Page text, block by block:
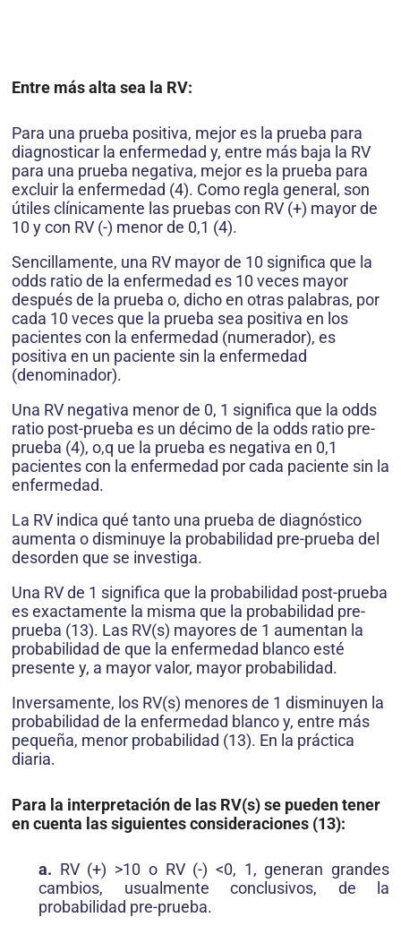
Entre más alta sea la RV:
Para una prueba positiva, mejor es la prueba para
diagnosticar la enfermedad y, entre más baja la RV
para una prueba negativa, mejor es la prueba para
excluir la enfermedad (4). Como regla general, son
útiles clínicamente las pruebas con RV (+) mayor de
10 y con RV (-) menor de 0,1 (4).
Sencillamente, una RV mayor de 10 significa que la
odds ratio de la enfermedad es 10 veces mayor
después de la prueba o, dicho en otras palabras, por
cada 10 veces que la prueba sea positiva en los
pacientes con la enfermedad (numerador), es
positiva en un paciente sin la enfermedad
(denominador).
Una RV negativa menor de 0, 1 significa que la odds
ratio post-prueba es un décimo de la odds ratio pre-
prueba (4), o,q ue la prueba es negativa en 0,1
pacientes con la enfermedad por cada paciente sin la
enfermedad.
La RV indica qué tanto una prueba de diagnóstico
aumenta o disminuye la probabilidad pre-prueba del
desorden que se investiga.
Una RV de 1 significa que la probabilidad post-prueba
es exactamente la misma que la probabilidad pre-
prueba (13). Las RV(s) mayores de 1 aumentan la
probabilidad de que la enfermedad blanco esté
presente y, a mayor valor, mayor probabilidad.
Inversamente, los RV(s) menores de 1 disminuyen la
probabilidad de la enfermedad blanco y, entre más
pequeña, menor probabilidad (13). En la práctica
diaria.
Para la interpretación de las RV(s) se pueden tener
en cuenta las siguientes consideraciones (13):
a. RV (+) >10 o RV (-) <0, 1, generan grandes
cambios, usualmente conclusivos, de la
probabilidad pre-prueba.